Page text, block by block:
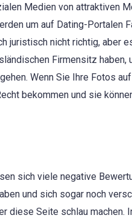
Medien von attraktiven
um auf Dating-Portalen
juristisch nicht richtig, aber
Firmensitz haben,
Wenn Sie Ihre Fotos
bekommen und sie
sich viele negative
und sich sogar noch
diese Seite schlau machen.